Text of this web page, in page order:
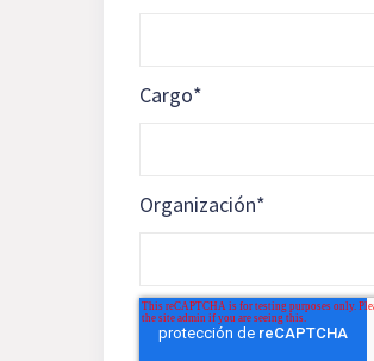
Cargo*
Organización*